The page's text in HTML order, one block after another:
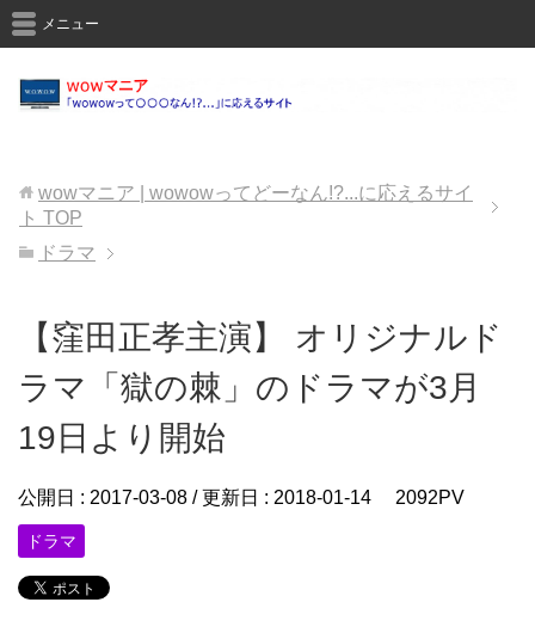
メニュー
wowマニア | wowowってどーなん!?...に応えるサイ
ト TOP
ドラマ
【窪田正孝主演】 オリジナルド
ラマ「獄の棘」のドラマが3月
19日より開始
公開日 : 2017-03-08 / 更新日 : 2018-01-14 2092PV
ドラマ